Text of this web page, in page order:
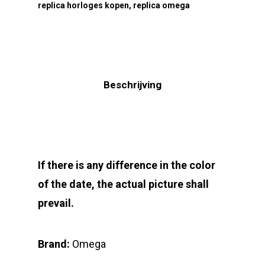
replica horloges kopen, replica omega
Beschrijving
If there is any difference in the color
of the date, the actual picture shall
prevail.
Brand: Omega